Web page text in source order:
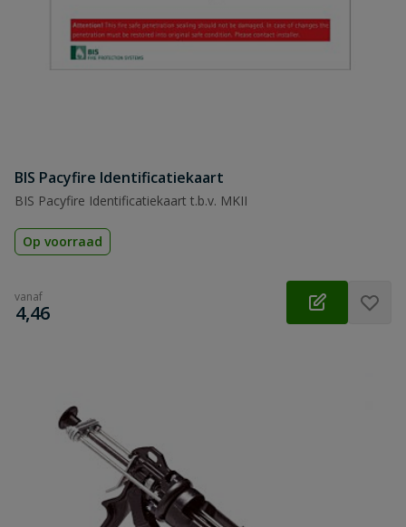
BIS Pacyfire Identificatiekaart
BIS Pacyfire Identificatiekaart t.b.v. MKII
Op voorraad
vanaf
€
4,46